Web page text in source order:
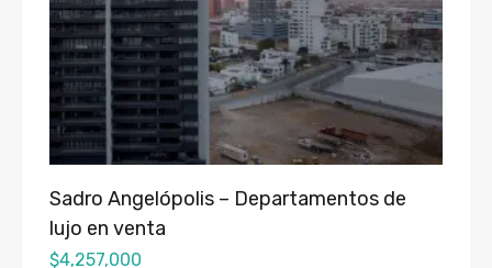
Sadro Angelópolis – Departamentos de
lujo en venta
$4,257,000